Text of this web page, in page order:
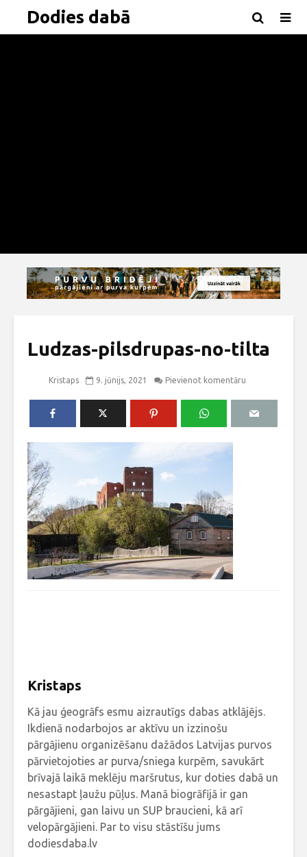
Dodies dabā
Ludzas-pilsdrupas-no-tilta
Kristaps 9. jūnijs, 2021 Pievienot komentāru
Kristaps
Kā jau ģeogrāfs esmu aizrautīgs dabas atklājējs.
Ikdienā nodarbojos ar aktīvu un izzinošu
pārgājienu organizēšanu dažādos Latvijas purvos
pārvietojoties ar purva/sniega kurpēm, savukārt
brīvajā laikā meklēju maršrutus, kur doties dabā un
nesastapt ļaužu pūļus. Manā biogrāfijā ir gan
pārgājieni, gan laivu un SUP braucieni, kā arī
velopārgājieni. Par to visu stāstīšu jums
dodiesdaba.lv